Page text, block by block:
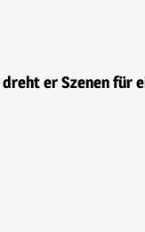
er Szenen für